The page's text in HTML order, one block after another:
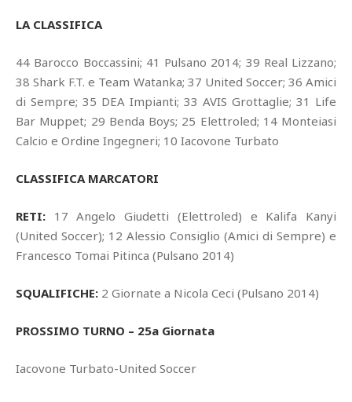
LA CLASSIFICA
44 Barocco Boccassini; 41 Pulsano 2014; 39 Real Lizzano;
38 Shark F.T. e Team Watanka; 37 United Soccer; 36 Amici
di Sempre; 35 DEA Impianti; 33 AVIS Grottaglie; 31 Life
Bar Muppet; 29 Benda Boys; 25 Elettroled; 14 Monteiasi
Calcio e Ordine Ingegneri; 10 Iacovone Turbato
CLASSIFICA MARCATORI
RETI: 17 Angelo Giudetti (Elettroled) e Kalifa Kanyi
(United Soccer); 12 Alessio Consiglio (Amici di Sempre) e
Francesco Tomai Pitinca (Pulsano 2014)
SQUALIFICHE: 2 Giornate a Nicola Ceci (Pulsano 2014)
PROSSIMO TURNO – 25a Giornata
Iacovone Turbato-United Soccer